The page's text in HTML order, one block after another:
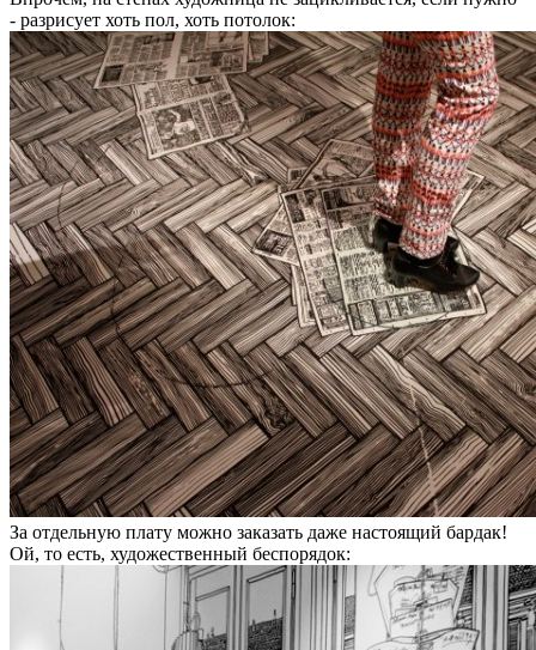
- разрисует хоть пол, хоть потолок:
За отдельную плату можно заказать даже настоящий бардак!
Ой, то есть, художественный беспорядок: